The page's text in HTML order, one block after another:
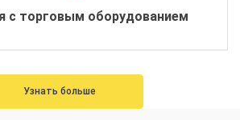
с торговым оборудованием
Узнать больше